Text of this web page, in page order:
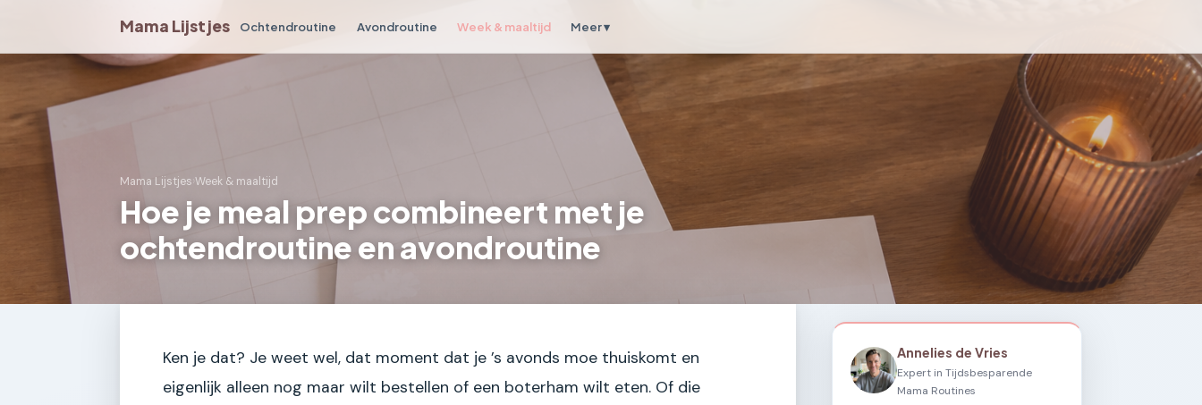
Mama Lijstjes Ochtendroutine Avondroutine Week & maaltijd Meer ▾
Mama Lijstjes Week & maaltijd
Hoe je meal prep combineert met je
ochtendroutine en avondroutine
Ken je dat? Je weet wel, dat moment dat je ’s avonds moe thuiskomt en
eigenlijk alleen nog maar wilt bestellen of een boterham wilt eten. Of die
Annelies de Vries
Expert in Tijdsbesparende
Mama Routines